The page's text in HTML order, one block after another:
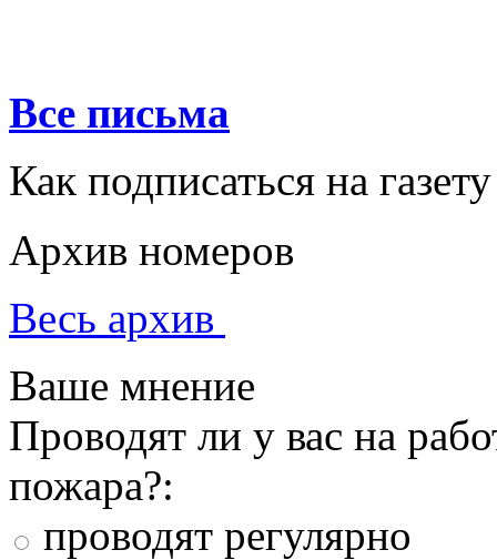
Все письма
Как подписаться на газету
Архив номеров
Весь архив
Ваше мнение
Проводят ли у вас на
пожара?:
проводят регулярно